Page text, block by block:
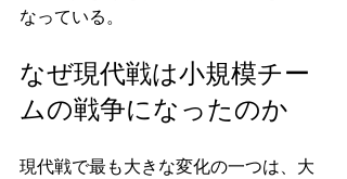
なっている。
なぜ現代戦は小規模チー
ムの戦争になったのか
現代戦で最も大きな変化の一つは、大